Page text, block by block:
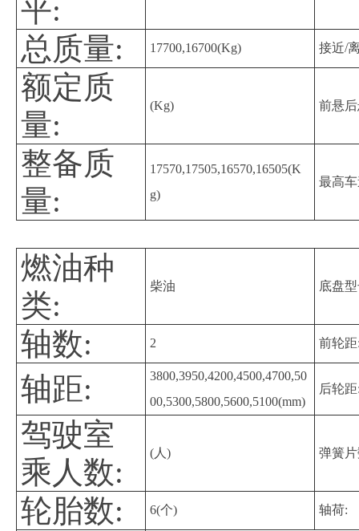
平:
总质量:
17700,16700(Kg) 接近/
额定质
量:
(Kg) 前悬
整备质
量:
17570,17505,16570,16505(K
g)
最高
燃油种
类:
柴油 底盘
轴数: 2 前轮
轴距:
3800,3950,4200,4500,4700,50
00,5300,5800,5600,5100(mm)
后轮
驾驶室
乘人数:
(人) 弹簧
轮胎数: 6(个) 轴荷: